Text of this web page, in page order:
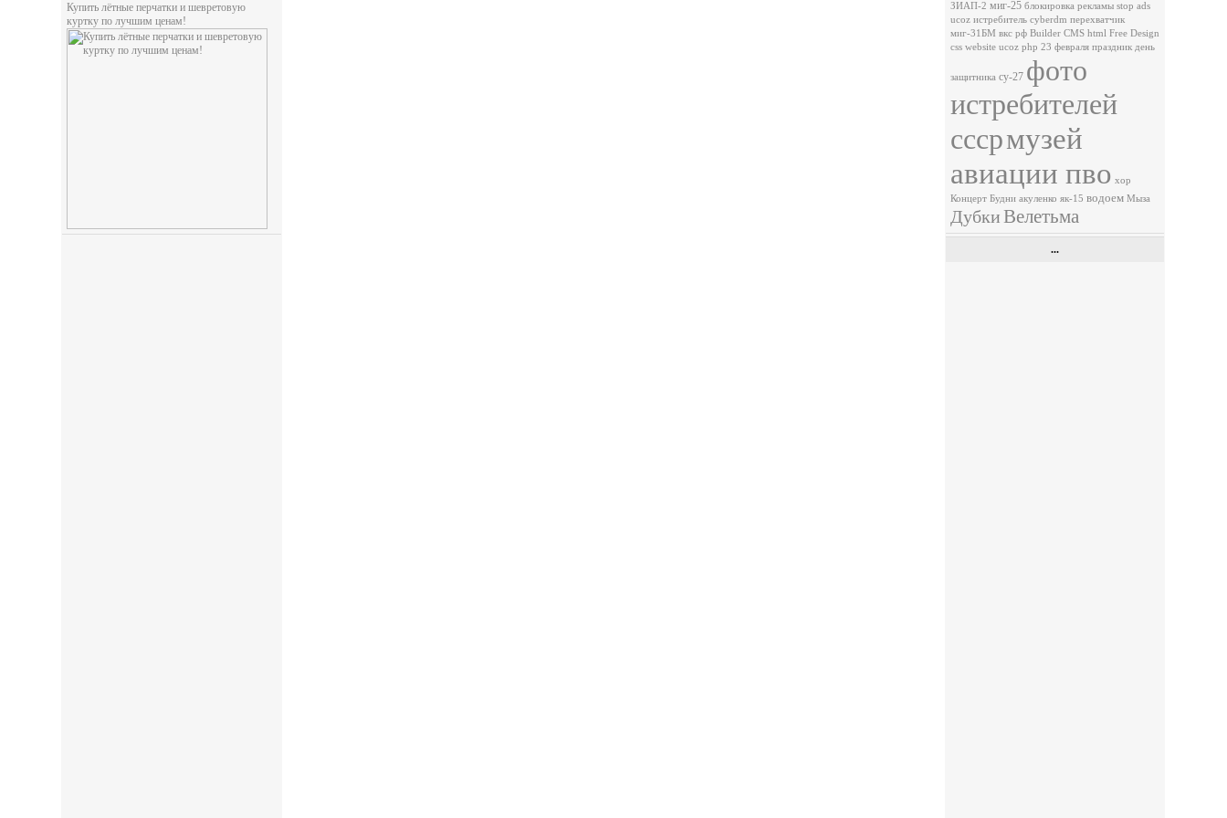
Купить лётные перчатки и шевретовую
куртку по лучшим ценам!
ЗИАП-2 миг-25 блокировка рекламы stop ads
ucoz истребитель cyberdm перехватчик
миг-31БМ вкс рф Builder CMS html Free Design
css website ucoz php 23 февраля праздник день
защитника су-27 фото
истребителей
сссрмузей
авиации пво хор
Концерт Будни акуленко як-15 водоем Мыза
ДубкиВелетьма
...